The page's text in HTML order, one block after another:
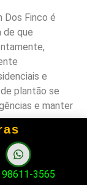
Dos Finco é
de que
e
plantão se
e manter
de ter
sobre os
Ao
98611-3565